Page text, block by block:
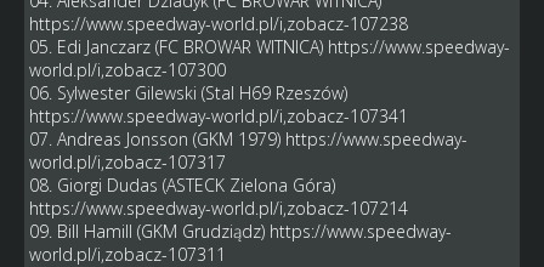
https://www.speedway-world.pl/i,zobacz-107238
05. Edi Janczarz (FC BROWAR WITNICA) https://www.speedway-
world.pl/i,zobacz-107300
06. Sylwester Gilewski (Stal H69 Rzeszów)
https://www.speedway-world.pl/i,zobacz-107341
07. Andreas Jonsson (GKM 1979) https://www.speedway-
world.pl/i,zobacz-107317
08. Giorgi Dudas (ASTECK Zielona Góra)
https://www.speedway-world.pl/i,zobacz-107214
09. Bill Hamill (GKM Grudziądz) https://www.speedway-
world.pl/i,zobacz-107311